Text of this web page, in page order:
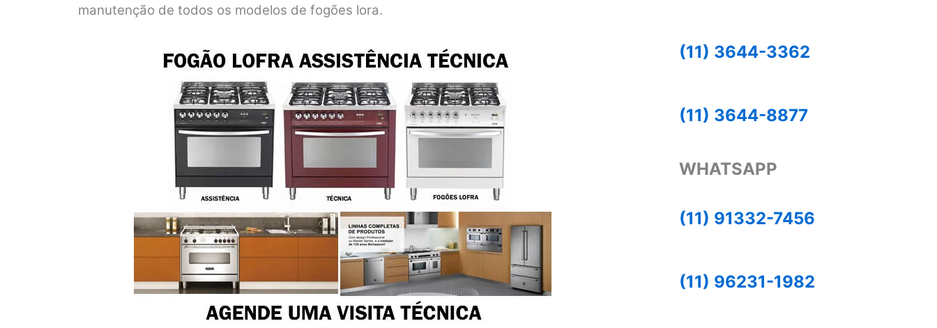
manutenção de todos os modelos de fogões lora.
(11) 3644-3362
(11) 3644-8877
WHATSAPP
(11) 91332-7456
(11) 96231-1982